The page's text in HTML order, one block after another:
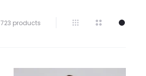
723 products Wyświetlanie